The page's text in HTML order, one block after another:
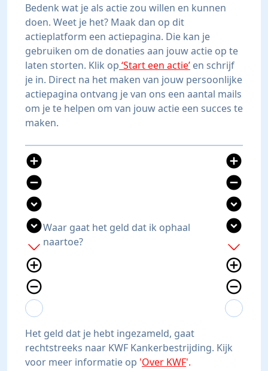
Bedenk wat je als actie zou willen en kunnen
doen. Weet je het? Maak dan op dit
actieplatform een actiepagina. Die kan je
gebruiken om de donaties aan jouw actie op te
laten storten. Klik op ‘Start een actie’ en schrijf
je in. Direct na het maken van jouw persoonlijke
actiepagina ontvang je van ons een aantal mails
om je te helpen om van jouw actie een succes te
maken.
add_circle
remove_circle
expand_circle_down
expand_circle_down
add
add_circle_outline
remove_circle_outline
expand_more
expand_less
Waar gaat het geld dat ik ophaal
naartoe?
add_circle
remove_circle
expand_circle_down
expand_circle_down
add
add_circle_outline
remove_circle_outline
expand_more
expand_less
Het geld dat je hebt ingezameld, gaat
rechtstreeks naar KWF Kankerbestrijding. Kijk
voor meer informatie op 'Over KWF'.